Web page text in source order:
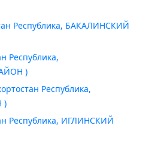
Республика, БАКАЛИНСКИЙ
Республика,
)
Республика,
)
Республика, ИГЛИНСКИЙ